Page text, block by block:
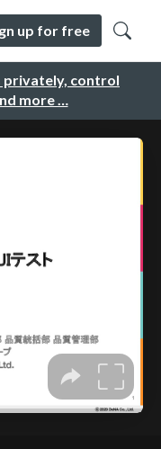
privately, control
more …
up for free